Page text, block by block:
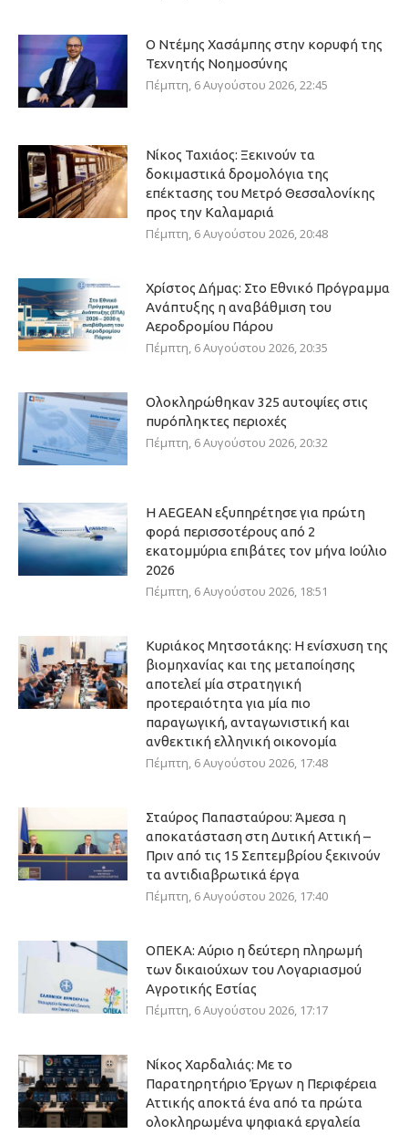
Ο Ντέμης Χασάμπης στην κορυφή της
Τεχνητής Νοημοσύνης
Πέμπτη, 6 Αυγούστου 2026, 22:45
Νίκος Ταχιάος: Ξεκινούν τα
δοκιμαστικά δρομολόγια της
επέκτασης του Μετρό Θεσσαλονίκης
προς την Καλαμαριά
Πέμπτη, 6 Αυγούστου 2026, 20:48
Χρίστος Δήμας: Στο Εθνικό Πρόγραμμα
Ανάπτυξης η αναβάθμιση του
Αεροδρομίου Πάρου
Πέμπτη, 6 Αυγούστου 2026, 20:35
Ολοκληρώθηκαν 325 αυτοψίες στις
πυρόπληκτες περιοχές
Πέμπτη, 6 Αυγούστου 2026, 20:32
Η AEGEAN εξυπηρέτησε για πρώτη
φορά περισσοτέρους από 2
εκατομμύρια επιβάτες τον μήνα Ιούλιο
2026
Πέμπτη, 6 Αυγούστου 2026, 18:51
Κυριάκος Μητσοτάκης: Η ενίσχυση της
βιομηχανίας και της μεταποίησης
αποτελεί μία στρατηγική
προτεραιότητα για μία πιο
παραγωγική, ανταγωνιστική και
ανθεκτική ελληνική οικονομία
Πέμπτη, 6 Αυγούστου 2026, 17:48
Σταύρος Παπασταύρου: Άμεσα η
αποκατάσταση στη Δυτική Αττική –
Πριν από τις 15 Σεπτεμβρίου ξεκινούν
τα αντιδιαβρωτικά έργα
Πέμπτη, 6 Αυγούστου 2026, 17:40
ΟΠΕΚΑ: Αύριο η δεύτερη πληρωμή
των δικαιούχων του Λογαριασμού
Αγροτικής Εστίας
Πέμπτη, 6 Αυγούστου 2026, 17:17
Νίκος Χαρδαλιάς: Με το
Παρατηρητήριο Έργων η Περιφέρεια
Αττικής αποκτά ένα από τα πρώτα
ολοκληρωμένα ψηφιακά εργαλεία